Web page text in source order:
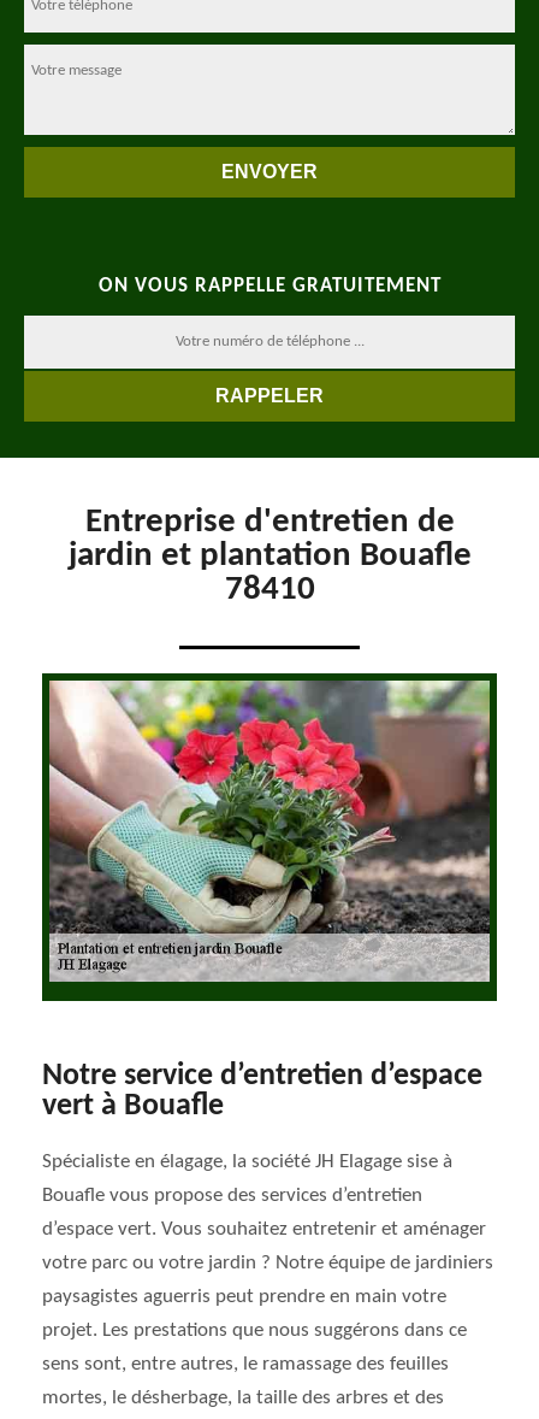
ON VOUS RAPPELLE GRATUITEMENT
Entreprise d'entretien de
jardin et plantation Bouafle
78410
Notre service d’entretien d’espace
vert à Bouafle
Spécialiste en élagage, la société JH Elagage sise à
Bouafle vous propose des services d’entretien
d’espace vert. Vous souhaitez entretenir et aménager
votre parc ou votre jardin ? Notre équipe de jardiniers
paysagistes aguerris peut prendre en main votre
projet. Les prestations que nous suggérons dans ce
sens sont, entre autres, le ramassage des feuilles
mortes, le désherbage, la taille des arbres et des